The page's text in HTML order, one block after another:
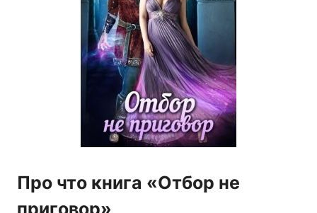
Про что книга «Отбор не
приговор»